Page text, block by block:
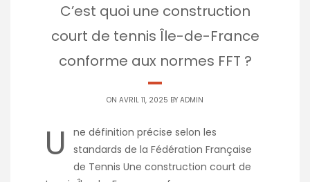
C’est quoi une construction
court de tennis Île-de-France
conforme aux normes FFT ?
ON AVRIL 11, 2025 BY ADMIN
U
ne définition précise selon les
standards de la Fédération Française
de Tennis Une construction court de